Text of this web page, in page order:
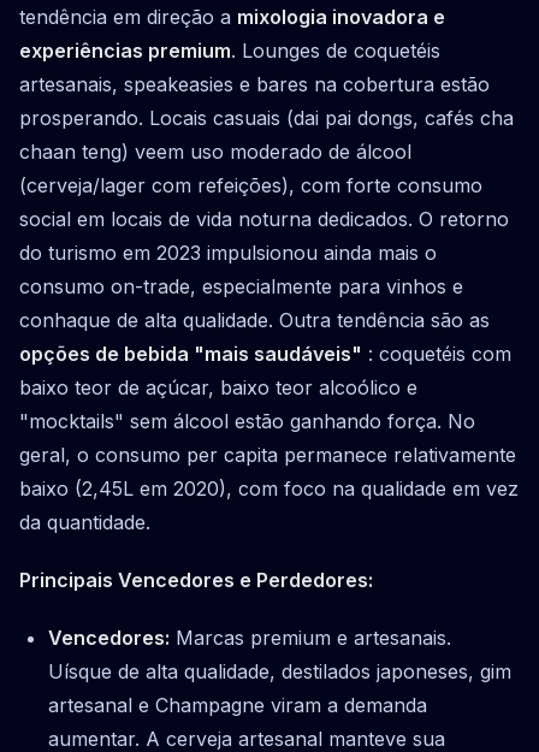
tendência em direção a mixologia inovadora e
experiências premium. Lounges de coquetéis
artesanais, speakeasies e bares na cobertura estão
prosperando. Locais casuais (dai pai dongs, cafés cha
chaan teng) veem uso moderado de álcool
(cerveja/lager com refeições), com forte consumo
social em locais de vida noturna dedicados. O retorno
do turismo em 2023 impulsionou ainda mais o
consumo on-trade, especialmente para vinhos e
conhaque de alta qualidade. Outra tendência são as
opções de bebida "mais saudáveis" : coquetéis com
baixo teor de açúcar, baixo teor alcoólico e
"mocktails" sem álcool estão ganhando força. No
geral, o consumo per capita permanece relativamente
baixo (2,45L em 2020), com foco na qualidade em vez
da quantidade.
Principais Vencedores e Perdedores:
Vencedores: Marcas premium e artesanais.
Uísque de alta qualidade, destilados japoneses, gim
artesanal e Champagne viram a demanda
aumentar. A cerveja artesanal manteve sua